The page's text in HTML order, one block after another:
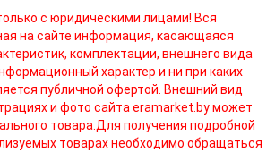
с юридическими лицами! Вся
на сайте информация, касающаяся
комплектации, внешнего вида
характер и ни при каких
публичной офертой. Внешний вид
и фото сайта eramarket.by может
товара.Для получения подробной
товарах необходимо обращаться